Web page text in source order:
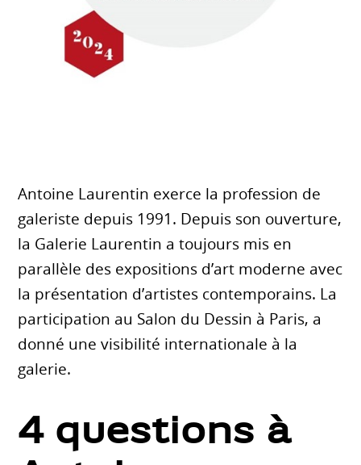
Antoine Laurentin exerce la profession de
galeriste depuis 1991. Depuis son ouverture,
la Galerie Laurentin a toujours mis en
parallèle des expositions d’art moderne avec
la présentation d’artistes contemporains. La
participation au Salon du Dessin à Paris, a
donné une visibilité internationale à la
galerie.
4 questions à